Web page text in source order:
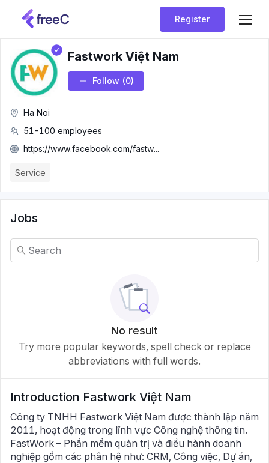
Register
Fastwork Việt Nam
Follow (0)
Ha Noi
51-100 employees
https://www.facebook.com/fastw...
Service
Jobs
No result
Try more popular keywords, spell check or replace
abbreviations with full words.
Introduction Fastwork Việt Nam
Công ty TNHH Fastwork Việt Nam được thành lập năm
2011, hoạt động trong lĩnh vực Công nghệ thông tin.
FastWork – Phần mềm quản trị và điều hành doanh
nghiệp gồm các phân hệ như: CRM, Công việc, Dự án,